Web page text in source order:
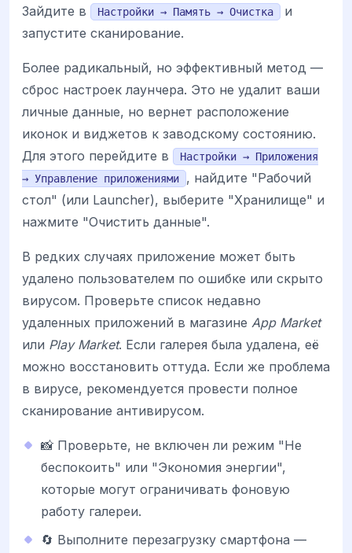
Зайдите в Настройки → Память → Очистка
и
запустите сканирование.
Более радикальный, но эффективный метод —
сброс настроек лаунчера. Это не удалит ваши
личные данные, но вернет расположение
иконок и виджетов к заводскому состоянию.
Для этого перейдите в
Настройки → Приложения
→ Управление приложениями
, найдите "Рабочий
стол" (или Launcher), выберите "Хранилище" и
нажмите "Очистить данные".
В редких случаях приложение может быть
удалено пользователем по ошибке или скрыто
вирусом. Проверьте список недавно
удаленных приложений в магазине App Market
или Play Market. Если галерея была удалена, её
можно восстановить оттуда. Если же проблема
в вирусе, рекомендуется провести полное
сканирование антивирусом.
📸 Проверьте, не включен ли режим "Не
беспокоить" или "Экономия энергии",
которые могут ограничивать фоновую
работу галереи.
🔄 Выполните перезагрузку смартфона —